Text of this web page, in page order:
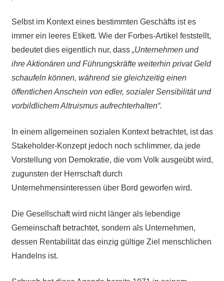
Selbst im Kontext eines bestimmten Geschäfts ist es
immer ein leeres Etikett. Wie der Forbes-Artikel feststellt,
bedeutet dies eigentlich nur, dass „Unternehmen und
ihre Aktionären und Führungskräfte weiterhin privat Geld
schaufeln können, während sie gleichzeitig einen
öffentlichen Anschein von edler, sozialer Sensibilität und
vorbildlichem Altruismus aufrechterhalten“.
In einem allgemeinen sozialen Kontext betrachtet, ist das
Stakeholder-Konzept jedoch noch schlimmer, da jede
Vorstellung von Demokratie, die vom Volk ausgeübt wird,
zugunsten der Herrschaft durch
Unternehmensinteressen über Bord geworfen wird.
Die Gesellschaft wird nicht länger als lebendige
Gemeinschaft betrachtet, sondern als Unternehmen,
dessen Rentabilität das einzig gültige Ziel menschlichen
Handelns ist.